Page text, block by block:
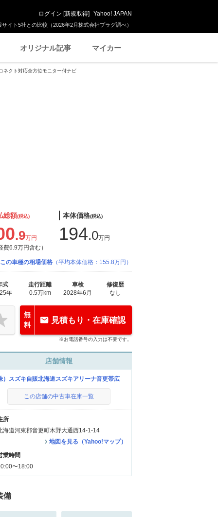
イト5社との比較（2026年2月株式会社プラグ調べ）
ログイン [新規取得] Yahoo! JAPAN
オリジナル記事 マイカー
ネクト対応全方位モニター付ナビ
総額(税込)
.9万円
費6.9万円含む）
本体価格(税込)
194.0万円
この車種の相場価格 （平均本体価格：155.8万円）
式
年
走行距離
0.5万km
車検
2028年6月
修復歴
なし
無
料
見積もり・在庫確認
※お電話番号の入力は不要です。
店舗情報
）スズキ自販北海道スズキアリーナ音更帯広
この店舗の中古車在庫一覧
所
海道河東郡音更町木野大通西14-1-14
地図を見る（Yahoo!マップ）
業時間
〜18:00
備